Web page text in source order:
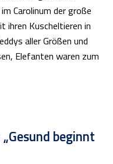
Carolinum der große
ihren Kuscheltieren in
aller Größen und
Elefanten waren zum
beginnt